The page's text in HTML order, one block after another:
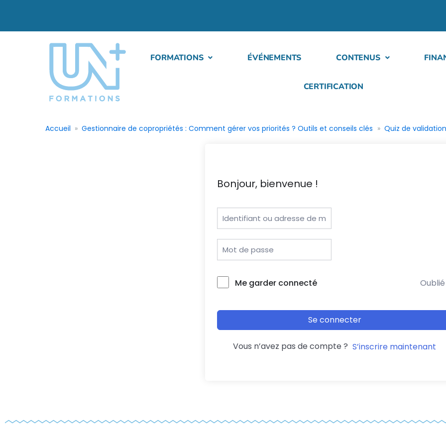
FORMATIONS ÉVÉNEMENTS CONTENUS
CERTIFICATION
Accueil Gestionnaire de copropriétés : Comment gérer vos priorités ? Outils et conseils clés Quiz de
Bonjour, bienvenue !
Me garder connecté
Se connecter
Vous n’avez pas de compte ? S’inscrire maintenant